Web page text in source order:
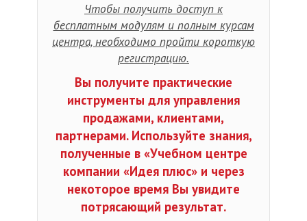
Чтобы получить доступ к
бесплатным модулям и полным курсам
центра, необходимо пройти короткую
регистрацию.
Вы получите практические
инструменты для управления
продажами, клиентами,
партнерами. Используйте знания,
полученные в «Учебном центре
компании «Идея плюс» и через
некоторое время Вы увидите
потрясающий результат.